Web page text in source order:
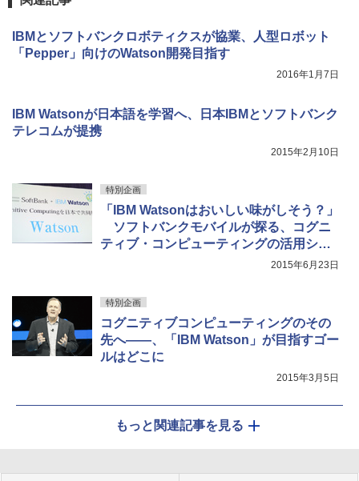
IBMとソフトバンクロボティクスが協業、人型ロボット
「Pepper」向けのWatson開発目指す
2016年1月7日
IBM Watsonが日本語を学習へ、日本IBMとソフトバンク
テレコムが提携
2015年2月10日
特別企画
「IBM Watsonはおいしい味がしそう？」
ソフトバンクモバイルが探る、コグニ
ティブ・コンピューティングの活用シー
2015年6月23日
特別企画
コグニティブコンピューティングのその
先へ――、「IBM Watson」が目指すゴー
ルはどこに
2015年3月5日
もっと関連記事を見る